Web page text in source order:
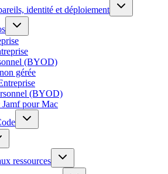
identité et déploiement
(BYOD)
gérée
(BYOD)
Jamf pour Mac
ressources